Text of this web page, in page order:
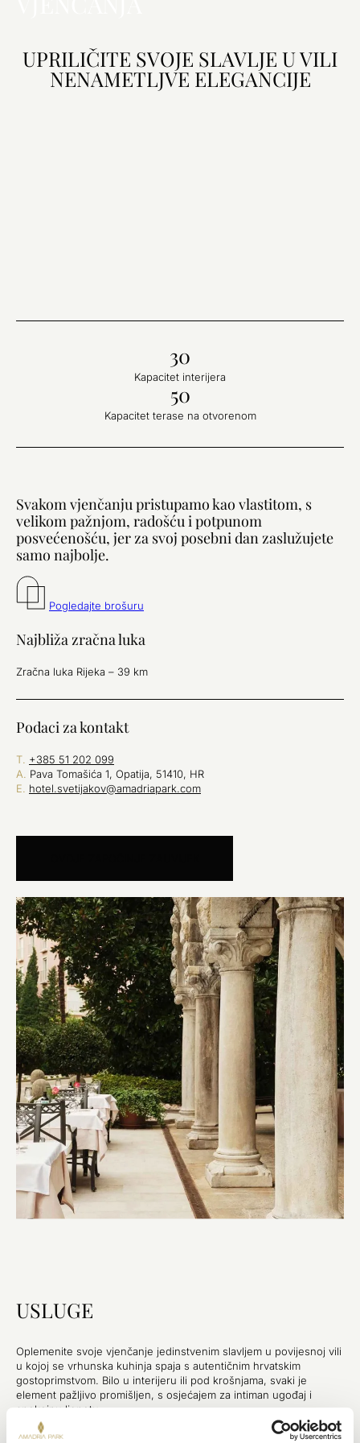
UPRILIČITE SVOJE SLAVLJE U VILI
NENAMETLJVE ELEGANCIJE
30
Kapacitet interijera
50
Kapacitet terase na otvorenom
Svakom vjenčanju pristupamo kao vlastitom, s
velikom pažnjom, radošću i potpunom
posvećenošću, jer za svoj posebni dan zaslužujete
samo najbolje.
Pogledajte brošuru
Najbliža zračna luka
Zračna luka Rijeka – 39 km
Podaci za kontakt
T. +385 51 202 099
A. Pava Tomašića 1, Opatija, 51410, HR
E. hotel.svetijakov@amadriapark.com
USLUGE
Oplemenite svoje vjenčanje jedinstvenim slavljem u povijesnoj vili
u kojoj se vrhunska kuhinja spaja s autentičnim hrvatskim
gostoprimstvom. Bilo u interijeru ili pod krošnjama, svaki je
element pažljivo promišljen, s osjećajem za intiman ugođaj i
spokojnu ljepotu.
SMJEŠTAJ